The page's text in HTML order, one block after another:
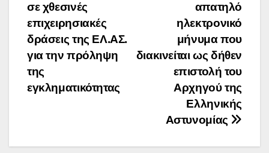
απατηλό
ηλεκτρονικό
μήνυμα που
διακινείται ως δήθεν
επιστολή του
Αρχηγού της
Ελληνικής
Αστυνομίας
σε χθεσινές
επιχειρησιακές
δράσεις της ΕΛ.ΑΣ.
για την πρόληψη
της
εγκληματικότητας